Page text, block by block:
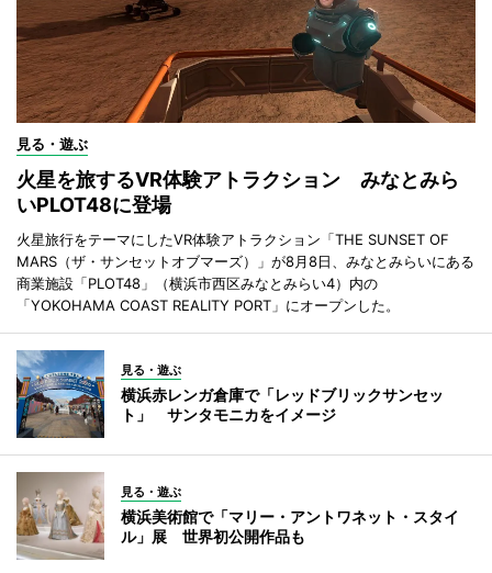
見る・遊ぶ
火星を旅するVR体験アトラクション みなとみら
いPLOT48に登場
火星旅行をテーマにしたVR体験アトラクション「THE SUNSET OF
MARS（ザ・サンセットオブマーズ）」が8月8日、みなとみらいにある
商業施設「PLOT48」（横浜市西区みなとみらい4）内の
「YOKOHAMA COAST REALITY PORT」にオープンした。
見る・遊ぶ
横浜赤レンガ倉庫で「レッドブリックサンセッ
ト」 サンタモニカをイメージ
見る・遊ぶ
横浜美術館で「マリー・アントワネット・スタイ
ル」展 世界初公開作品も